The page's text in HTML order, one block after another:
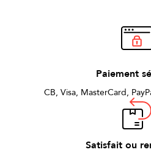
Paiement
CB, Visa, MasterCard,
Satisfait ou